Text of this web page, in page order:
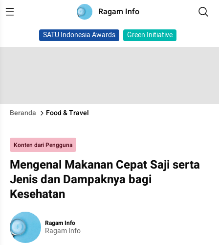
Ragam Info
SATU Indonesia Awards Green Initiative
Beranda Food & Travel
Konten dari Pengguna
Mengenal Makanan Cepat Saji serta
Jenis dan Dampaknya bagi
Kesehatan
Ragam Info
Ragam Info